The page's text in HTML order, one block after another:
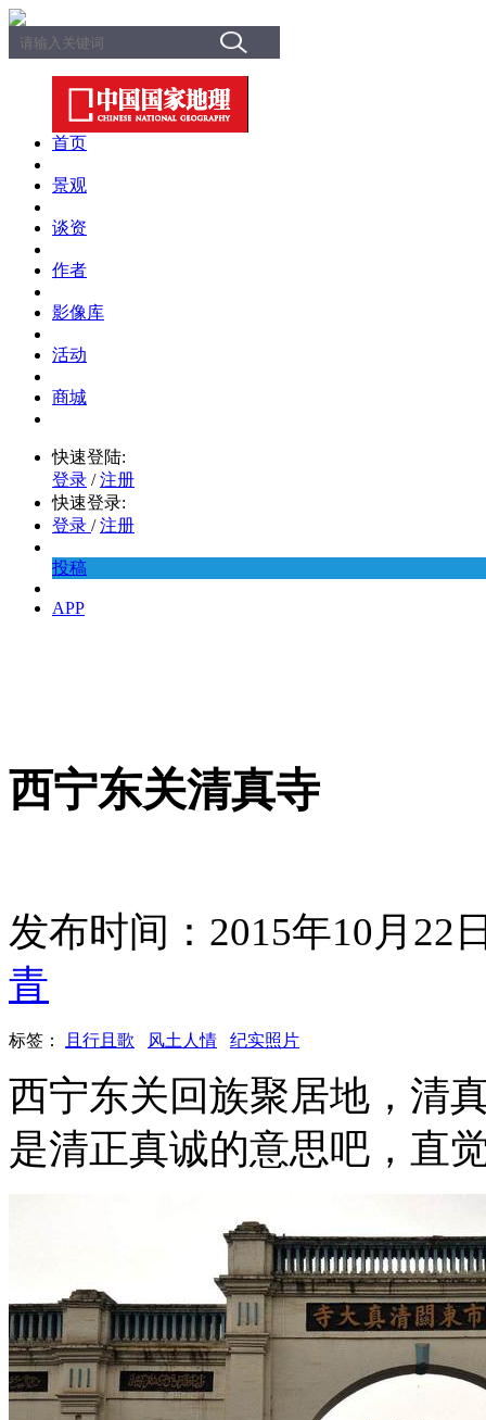
首页
景观
谈资
作者
影像库
活动
商城
快速登陆:
登录 / 注册
快速登录:
登录 / 注册
投稿
APP
西宁东关清真寺
发布时间：2015年10月22
青
标签： 且行且歌 风土人情 纪实照片
西宁东关回族聚居地，清
是清正真诚的意思吧，直